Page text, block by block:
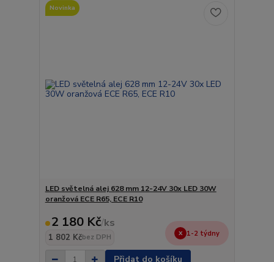
Novinka
LED světelná alej 628 mm 12-24V 30x LED 30W
oranžová ECE R65, ECE R10
2 180 Kč/ks
1 802 Kčbez DPH 1-2 týdny
Přidat do košíku